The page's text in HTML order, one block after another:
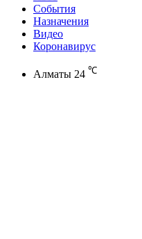
События
Назначения
Видео
Коронавирус
Алматы 24 ℃